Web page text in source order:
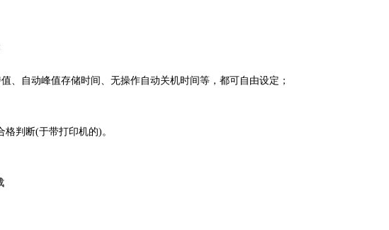
、自动峰值存储时间、无操作自动关机时间等，都可自由设定；
格判断(于带打印机的)。